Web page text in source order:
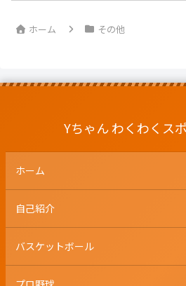
ホーム その他
Yちゃん わくわくス
ホーム
自己紹介
バスケットボール